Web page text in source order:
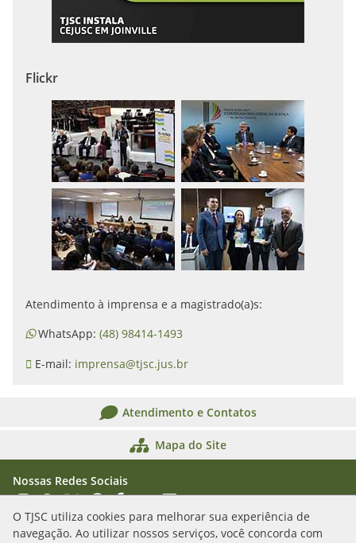
O TJSC utiliza cookies para melhorar sua experiência de
navegação. Ao utilizar nossos serviços, você concorda com
Flickr
Atendimento à imprensa e a magistrado(a)s:
WhatsApp: (48) 98414-1493
E-mail: imprensa@tjsc.jus.br
Atendimento e Contatos
Mapa do Site
Nossas Redes Sociais
Acessar Instagram
Acessar WhatsApp
Acessar XAcessar Threads
Acessar Facebook
Acessar YouTube
Acessar Flickr
Acessar SoundCloud